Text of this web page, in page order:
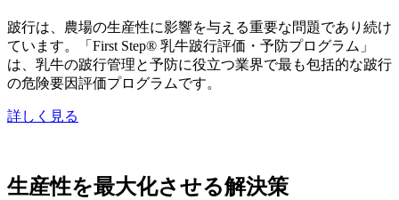
跛行は、農場の生産性に影響を与える重要な問題であり続け
ています。「First Step® 乳牛跛行評価・予防プログラム」
は、乳牛の跛行管理と予防に役立つ業界で最も包括的な跛行
の危険要因評価プログラムです。
詳しく見る
生産性を最大化させる解決策